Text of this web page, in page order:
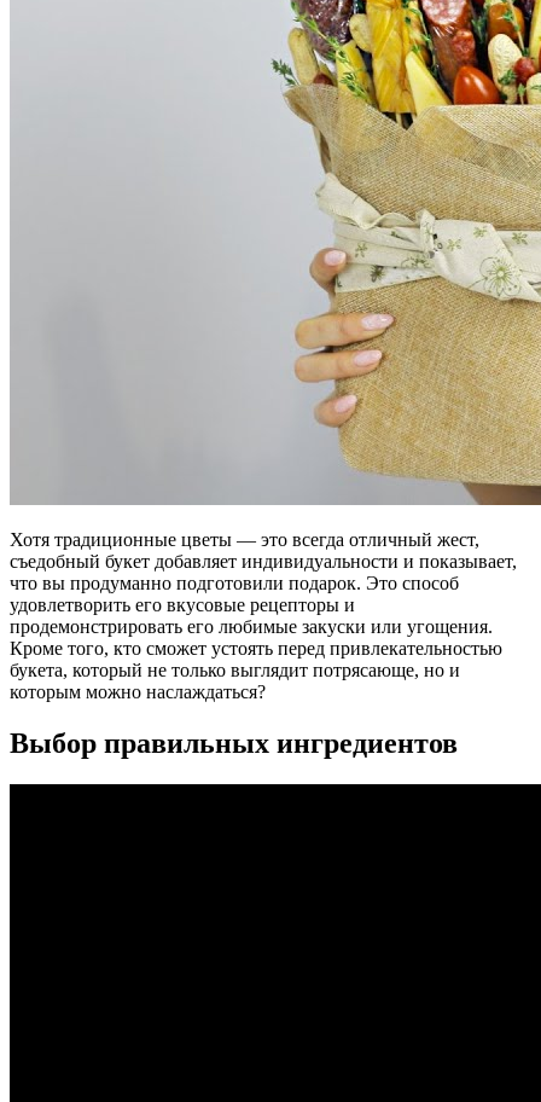
Хотя традиционные цветы — это всегда отличный жест,
съедобный букет добавляет индивидуальности и показывает,
что вы продуманно подготовили подарок. Это способ
удовлетворить его вкусовые рецепторы и
продемонстрировать его любимые закуски или угощения.
Кроме того, кто сможет устоять перед привлекательностью
букета, который не только выглядит потрясающе, но и
которым можно наслаждаться?
Выбор правильных ингредиентов